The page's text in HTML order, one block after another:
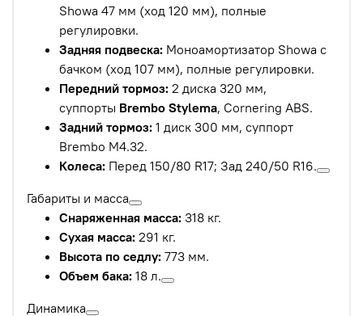
Showa 47 мм (ход 120 мм), полные
регулировки.
Задняя подвеска: Моноамортизатор Showa с
бачком (ход 107 мм), полные регулировки.
Передний тормоз: 2 диска 320 мм,
суппорты Brembo Stylema, Cornering ABS.
Задний тормоз: 1 диск 300 мм, суппорт
Brembo M4.32.
Колеса: Перед 150/80 R17; Зад 240/50 R16.
Габариты и масса
Снаряженная масса: 318 кг.
Сухая масса: 291 кг.
Высота по седлу: 773 мм.
Объем бака: 18 л.
Динамика